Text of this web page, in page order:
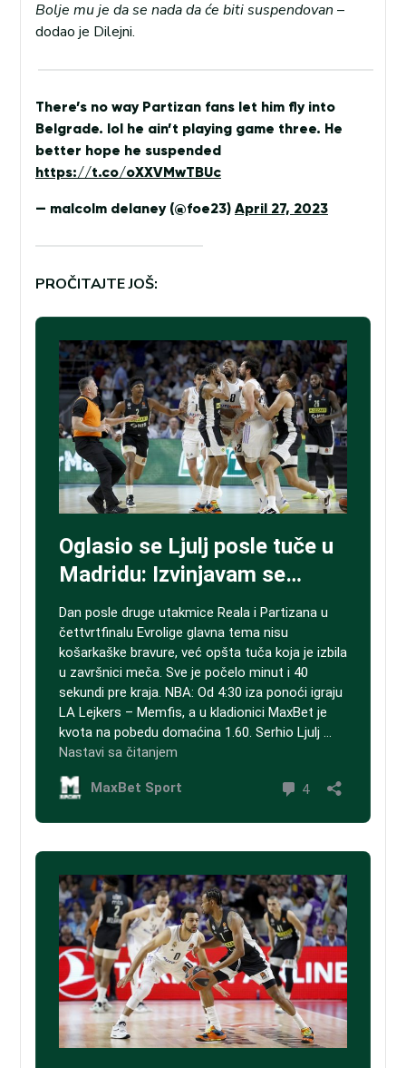
Bolje mu je da se nada da će biti suspendovan –
dodao je Dilejni.
There’s no way Partizan fans let him fly into
Belgrade. lol he ain’t playing game three. He
better hope he suspended
https://t.co/oXXVMwTBUc
— malcolm delaney (@foe23) April 27, 2023
PROČITAJTE JOŠ: